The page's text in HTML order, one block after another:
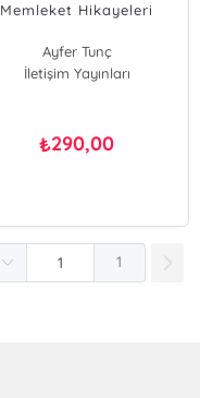
Memleket Hikayeleri
Ayfer Tunç
İletişim Yayınları
₺290,00
1